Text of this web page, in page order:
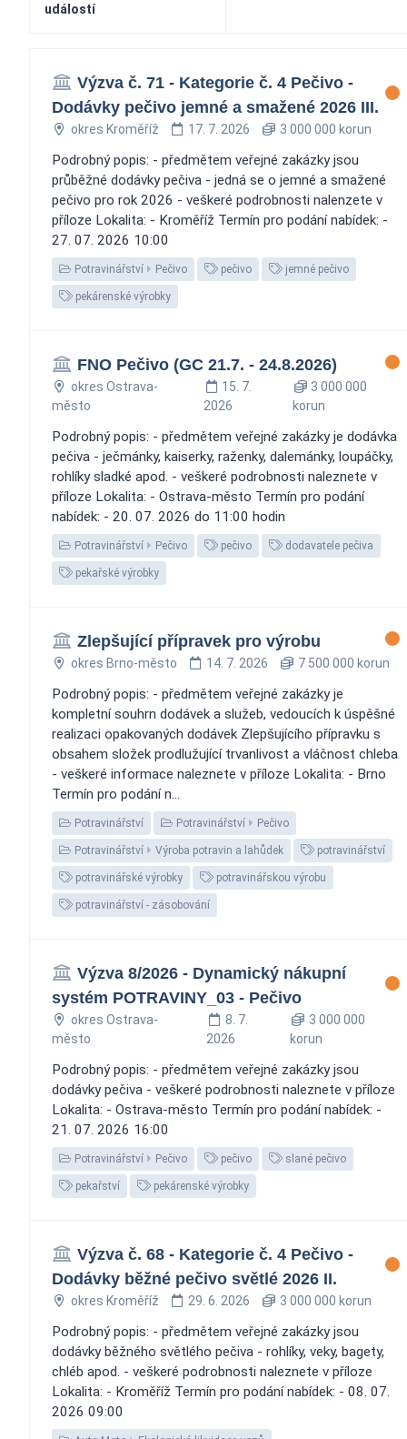
událostí
Výzva č. 71 - Kategorie č. 4 Pečivo -
Dodávky pečivo jemné a smažené 2026 III.
okres Kroměříž 17. 7. 2026 3 000 000 korun
Podrobný popis: - předmětem veřejné zakázky jsou
průběžné dodávky pečiva - jedná se o jemné a smažené
pečivo pro rok 2026 - veškeré podrobnosti nalenzete v
příloze Lokalita: - Kroměříž Termín pro podání nabídek: -
27. 07. 2026 10:00
Potravinářství Pečivo pečivo jemné pečivo
pekárenské výrobky
FNO Pečivo (GC 21.7. - 24.8.2026)
okres Ostrava-
město
15. 7.
2026
3 000 000
korun
Podrobný popis: - předmětem veřejné zakázky je dodávka
pečiva - ječmánky, kaiserky, raženky, dalemánky, loupáčky,
rohlíky sladké apod. - veškeré podrobnosti naleznete v
příloze Lokalita: - Ostrava-město Termín pro podání
nabídek: - 20. 07. 2026 do 11:00 hodin
Potravinářství Pečivo pečivo dodavatele pečiva
pekařské výrobky
Zlepšující přípravek pro výrobu
okres Brno-město 14. 7. 2026 7 500 000 korun
Podrobný popis: - předmětem veřejné zakázky je
kompletní souhrn dodávek a služeb, vedoucích k úspěšné
realizaci opakovaných dodávek Zlepšujícího přípravku s
obsahem složek prodlužující trvanlivost a vláčnost chleba
- veškeré informace naleznete v příloze Lokalita: - Brno
Termín pro podání n...
Potravinářství Potravinářství Pečivo
Potravinářství Výroba potravin a lahůdek potravinářství
potravinářské výrobky potravinářskou výrobu
potravinářství - zásobování
Výzva 8/2026 - Dynamický nákupní
systém POTRAVINY_03 - Pečivo
okres Ostrava-
město
8. 7.
2026
3 000 000
korun
Podrobný popis: - předmětem veřejné zakázky jsou
dodávky pečiva - veškeré podrobnosti naleznete v příloze
Lokalita: - Ostrava-město Termín pro podání nabídek: -
21. 07. 2026 16:00
Potravinářství Pečivo pečivo slané pečivo
pekařství pekárenské výrobky
Výzva č. 68 - Kategorie č. 4 Pečivo -
Dodávky běžné pečivo světlé 2026 II.
okres Kroměříž 29. 6. 2026 3 000 000 korun
Podrobný popis: - předmětem veřejné zakázky jsou
dodávky běžného světlého pečiva - rohlíky, veky, bagety,
chléb apod. - veškeré podrobnosti naleznete v příloze
Lokalita: - Kroměříž Termín pro podání nabídek: - 08. 07.
2026 09:00